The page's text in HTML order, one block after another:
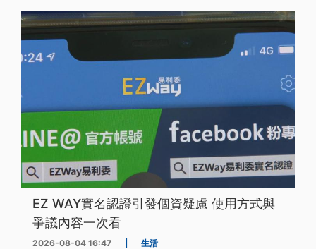
EZ WAY實名認證引發個資疑慮 使用方式與
爭議內容一次看
2026-08-04 16:47 生活